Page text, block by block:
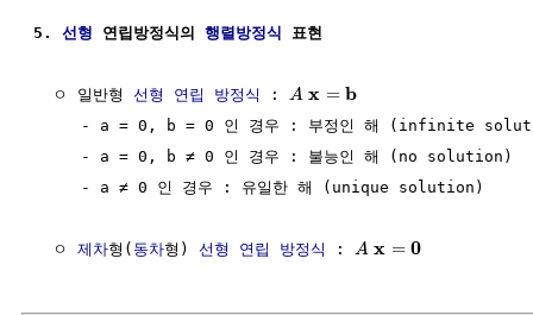
5. 선형 연립방정식의 행렬방정식 표현
  ㅇ 일반형
선형 연립 방정식 : A x = b
- a = 0, b = 0 인 경우 : 부정인 해 (infinite
     - a = 0, b ≠ 0 인 경우 : 불능인 해 (no solution)
     - a ≠ 0 인 경우 : 유일한 해 (unique solution)
  ㅇ
제차형( 동차형) 선형 연립 방정식 : A x = 0